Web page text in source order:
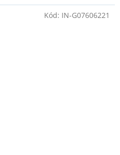
Kód: IN-G07606221